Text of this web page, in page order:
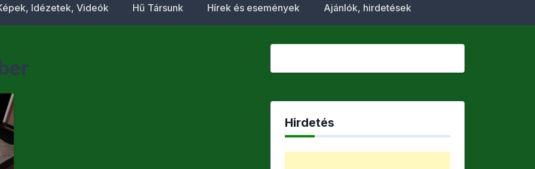
Idézetek, Videók Hű Társunk Hírek és események Ajánlók, hirdetések
Hirdetés